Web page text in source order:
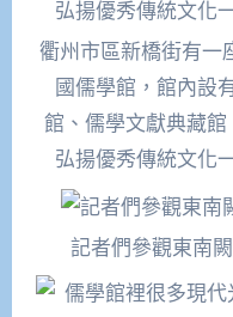
衢州市區新橋街有一
國儒學館，館內設
館、儒學文獻典藏
弘揚優秀傳統文化
記者們參觀東南